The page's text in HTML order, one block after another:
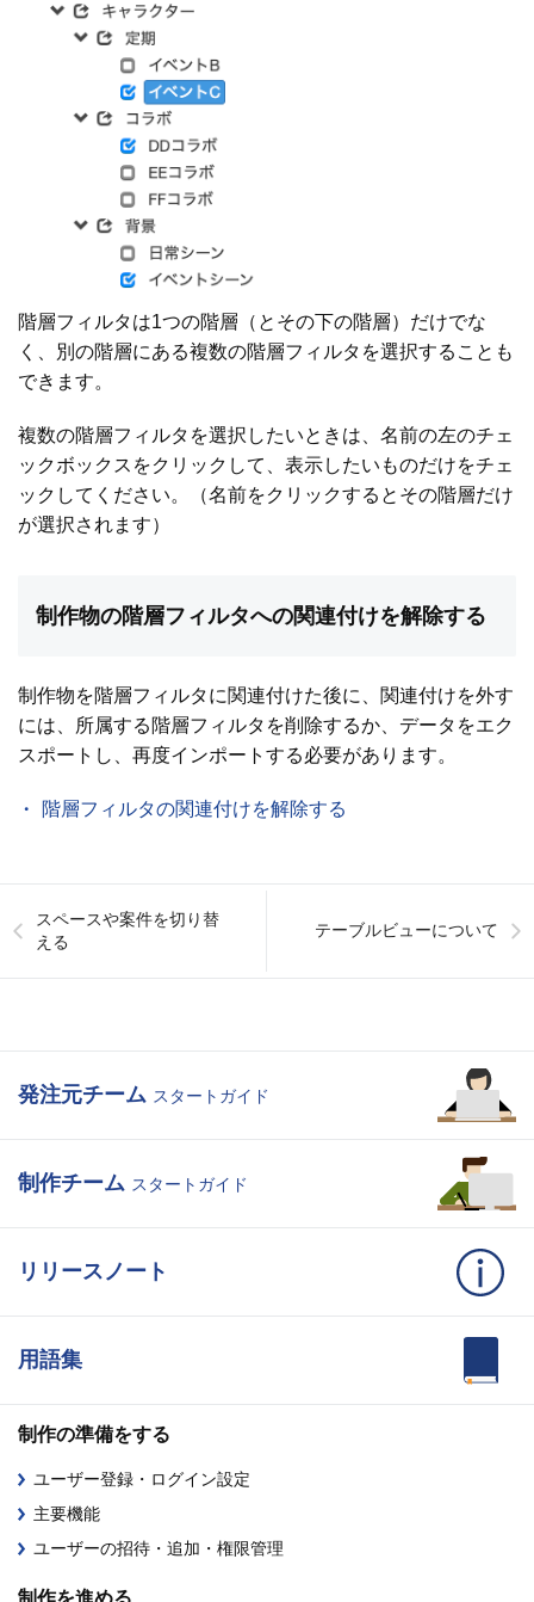
階層フィルタは1つの階層（とその下の階層）だけでな
く、別の階層にある複数の階層フィルタを選択することも
できます。
複数の階層フィルタを選択したいときは、名前の左のチェ
ックボックスをクリックして、表示したいものだけをチェ
ックしてください。（名前をクリックするとその階層だけ
が選択されます）
制作物の階層フィルタへの関連付けを解除する
制作物を階層フィルタに関連付けた後に、関連付けを外す
には、所属する階層フィルタを削除するか、データをエク
スポートし、再度インポートする必要があります。
階層フィルタの関連付けを解除する
スペースや案件を切り替
える
テーブルビューについて
発注元チーム スタートガイド
制作チーム スタートガイド
リリースノート
用語集
制作の準備をする
ユーザー登録・ログイン設定
主要機能
ユーザーの招待・追加・権限管理
制作を進める